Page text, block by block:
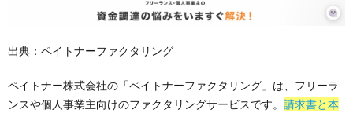
出典：ペイトナーファクタリング
ペイトナー株式会社の「ペイトナーファクタリング」は、フリーラ
ンスや個人事業主向けのファクタリングサービスです。 請求書と本